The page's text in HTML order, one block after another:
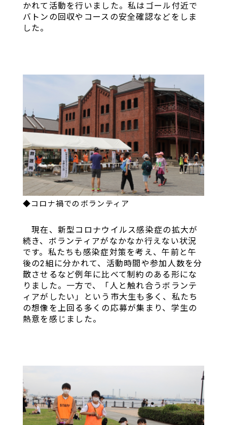
かれて活動を行いました。私はゴール付近で
バトンの回収やコースの安全確認などをしま
した。
◆コロナ禍でのボランティア
現在、新型コロナウイルス感染症の拡大が
続き、ボランティアがなかなか行えない状況
です。私たちも感染症対策を考え、午前と午
後の2組に分かれて、活動時間や参加人数を分
散させるなど例年に比べて制約のある形にな
りました。一方で、「人と触れ合うボランテ
ィアがしたい」という市大生も多く、私たち
の想像を上回る多くの応募が集まり、学生の
熱意を感じました。